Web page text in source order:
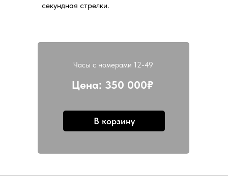
секундная стрелки.
Часы с номерами 12-49
Цена: 350 000₽
В корзину